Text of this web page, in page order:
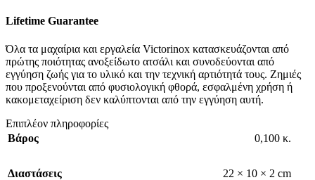
Lifetime Guarantee
Όλα τα μαχαίρια και εργαλεία Victorinox κατασκευάζονται από
πρώτης ποιότητας ανοξείδωτο ατσάλι και συνοδεύονται από
εγγύηση ζωής για το υλικό και την τεχνική αρτιότητά τους. Ζημιές
που προξενούνται από φυσιολογική φθορά, εσφαλμένη χρήση ή
κακομεταχείριση δεν καλύπτονται από την εγγύηση αυτή.
Επιπλέον πληροφορίες
Βάρος
0,100 κ.
Διαστάσεις 22 × 10 × 2 cm